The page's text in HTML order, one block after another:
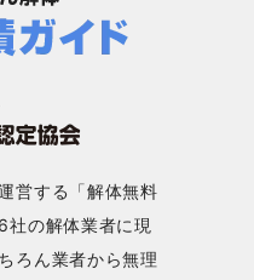
営する「解体無料
社の解体業者に現
ろん業者から無理